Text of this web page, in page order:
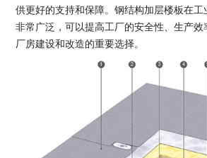
供更好的支持和保障。钢结构加层楼板在
非常广泛，可以提高工厂的安全性、生产
厂房建设和改造的重要选择。